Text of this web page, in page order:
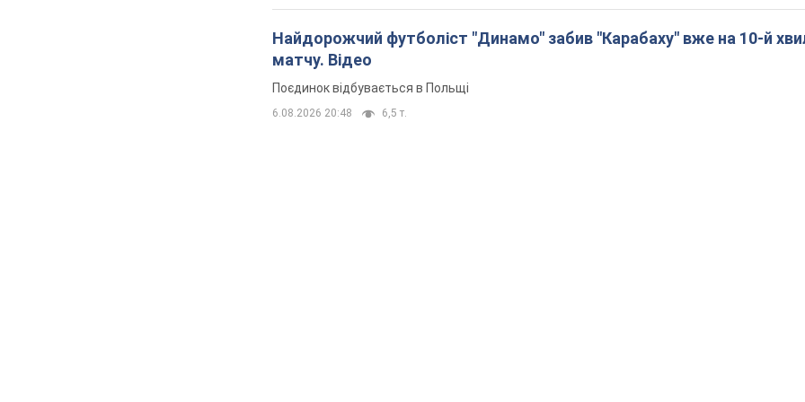
Найдорожчий футболіст "Динамо" забив "Карабаху" вже на 10-й
матчу. Відео
Поєдинок відбувається в Польщі
6.08.2026 20:48 6,5 т.